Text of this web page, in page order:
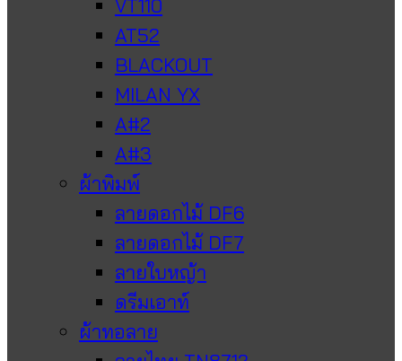
VT110
AT52
BLACKOUT
MILAN YX
A#2
A#3
ผ้าพิมพ์
ลายดอกไม้ DF6
ลายดอกไม้ DF7
ลายใบหญ้า
ดรีมเอาท์
ผ้าทอลาย